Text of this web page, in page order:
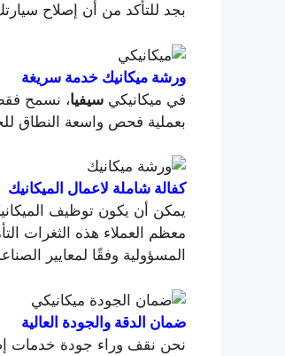
بجد للتأكد من أن إصلاح
ورشة ميكانيك خدمة سريغة
في ميكانيكي سيفيا، نسمح فقط
بعملية فحص واسعة النطاق
كفالة شاملة لاعمال الميكانيك
يمكن أن يكون توظيف
معظم العملاء هذه الثغرات
المسؤولية وفقًا لمعايير
ضمان الدقة والجودة العالية
نحن نقف وراء جودة خدمات